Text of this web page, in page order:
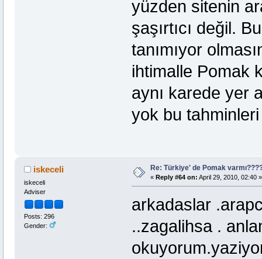
yüzden sitenin
şaşırtıcı değil.
tanımıyor
ihtimalle Pomak
aynı karede yer
yok bu
iskeceli
iskeceli
Adviser
Posts: 296
Gender:
Re: Türkiye' de Pomak
« Reply #64 on: April 29, 2010, 02:40 »
arkadaslar
..zagalihsa .